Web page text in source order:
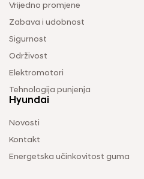
Vrijedno promjene
Zabava i udobnost
Sigurnost
Održivost
Elektromotori
Tehnologija punjenja
Hyundai
Novosti
Kontakt
Energetska učinkovitost guma